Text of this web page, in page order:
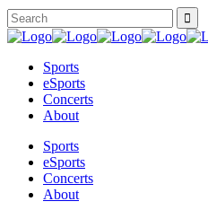
Sports
eSports
Concerts
About
Sports
eSports
Concerts
About